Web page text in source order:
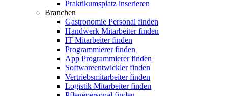
Praktikumsplatz inserieren
Branchen
Gastronomie Personal finden
Handwerk Mitarbeiter finden
IT Mitarbeiter finden
Programmierer finden
App Programmierer finden
Softwareentwickler finden
Vertriebsmitarbeiter finden
Logistik Mitarbeiter finden